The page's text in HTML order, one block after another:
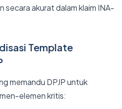
secara akurat dalam klaim INA-
Template
memandu DPJP untuk
elemen kritis: